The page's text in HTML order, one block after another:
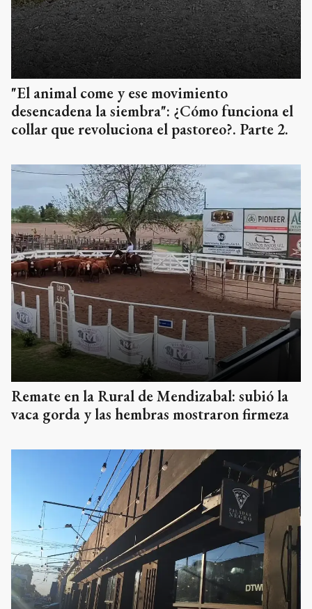
"El animal come y ese movimiento
desencadena la siembra": ¿Cómo funciona el
collar que revoluciona el pastoreo?. Parte 2.
Remate en la Rural de Mendizabal: subió la
vaca gorda y las hembras mostraron firmeza